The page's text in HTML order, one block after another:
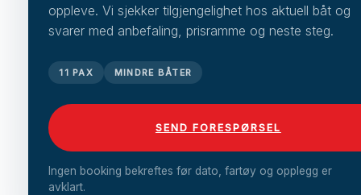
oppleve. Vi sjekker tilgjengelighet hos aktuell båt og
svarer med anbefaling, prisramme og neste steg.
11 PAX MINDRE BÅTER
SEND FORESPØRSEL
Ingen booking bekreftes før dato, fartøy og opplegg er
avklart.